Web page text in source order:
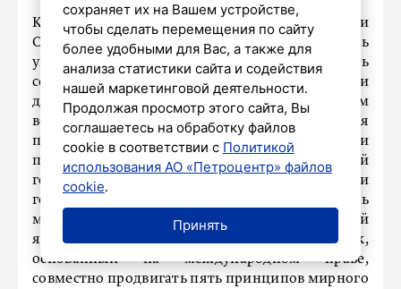
Как постоянные члены Совета Безопасности
ООН, Китай и Россия будут продолжать
укреплять взаимное доверие и усиливать
сотрудничество, тесно координируя свои
действия по международным и региональным
вопросам. Обе страны совместно стремятся
поддерживать мир, стабильность и
процветание во всем мире. В то же время Китай
готов и впредь, вместе с Россией и другими
государствами, решительно защищать
международную систему, ядром которой
является ООН, и международный порядок,
основанный на международном праве,
совместно продвигать пять принципов мирного
сохраняет их на Вашем устройстве,
чтобы сделать перемещения по сайту
более удобными для Вас, а также для
анализа статистики сайта и содействия
нашей маркетинговой деятельности.
Продолжая просмотр этого сайта, Вы
соглашаетесь на обработку файлов
cookie в соответствии с Политикой
использования АО «Петроцентр» файлов
cookie.
Принять